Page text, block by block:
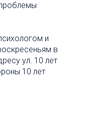
и
в
ул. 10 лет
10 лет